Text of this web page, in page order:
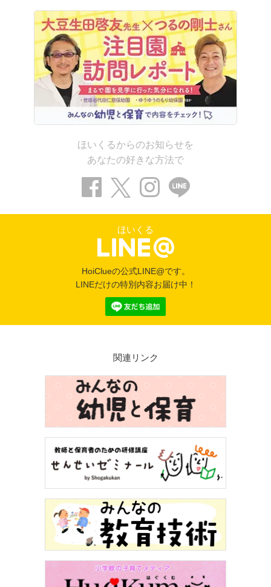
ほいくるからのお知らせを
あなたの好きな方法で
ほいくる
HoiClueの公式LINE@です。
LINEだけの特別内容お届け中！
関連リンク